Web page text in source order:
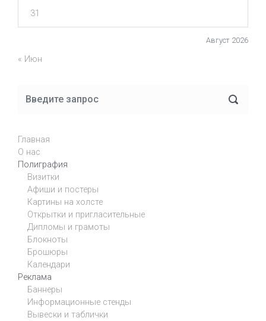
Август 2026
31
« Июн
Главная
О нас
Полиграфия
Визитки
Афиши и постеры
Картины на холсте
Открытки и пригласительные
Дипломы и грамоты
Блокноты
Брошюры
Календари
Реклама
Баннеры
Информационные стенды
Вывески и таблички